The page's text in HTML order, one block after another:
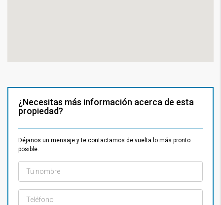
¿Necesitas más información acerca de esta
propiedad?
Déjanos un mensaje y te contactamos de vuelta lo más pronto
posible.